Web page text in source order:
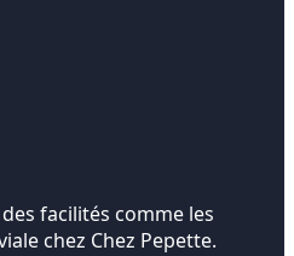
facilités comme les
chez Chez Pepette.